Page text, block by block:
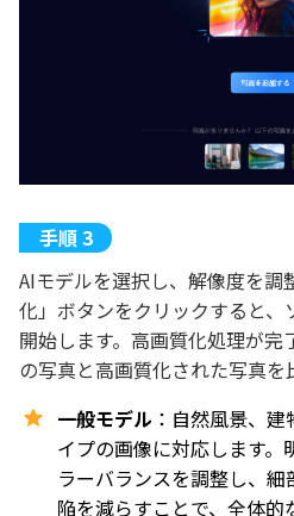
AIモデルを選択し、解像度を
化」ボタンをクリックすると、
開始します。高画質化処理が
の写真と高画質化された写真を
一般モデル ：自然風景、
イプの画像に対応します
ラーバランスを調整し、
陥を減らすことで、全体